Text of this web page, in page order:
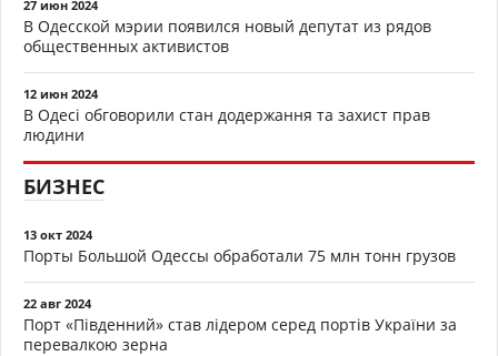
27 июн 2024
В Одесской мэрии появился новый депутат из рядов
общественных активистов
12 июн 2024
В Одесі обговорили стан додержання та захист прав
людини
БИЗНЕС
13 окт 2024
Порты Большой Одессы обработали 75 млн тонн грузов
22 авг 2024
Порт «Південний» став лідером серед портів України за
перевалкою зерна